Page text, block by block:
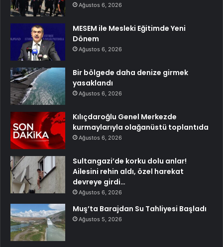
Ağustos 6, 2026
MESEM ile Mesleki Eğitimde Yeni
Dönem
Ağustos 6, 2026
Bir bölgede daha denize girmek
yasaklandı
Ağustos 6, 2026
Kılıçdaroğlu Genel Merkezde
kurmaylarıyla olağanüstü toplantıda
Ağustos 6, 2026
Sultangazi’de korku dolu anlar!
Ailesini rehin aldı, özel harekat
devreye girdi…
Ağustos 6, 2026
Muş’ta Barajdan Su Tahliyesi Başladı
Ağustos 5, 2026